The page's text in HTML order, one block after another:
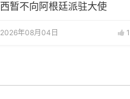
西暂不向阿根廷派驻大使
2026年08月04日 1